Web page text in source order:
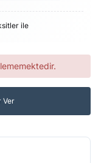
ile
Ver